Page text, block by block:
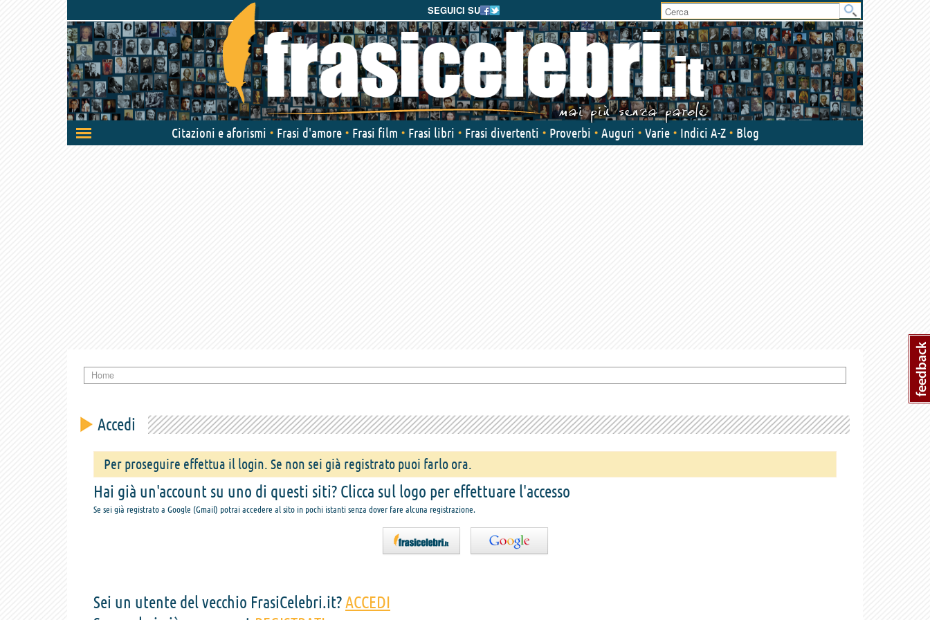
SEGUICI SU
Attiva/disattiva
navigazione
Citazioni e aforismi Frasi d'amore Frasi film Frasi libri Frasi divertenti Proverbi Auguri Varie Indici A-Z Blog
Home
Accedi
Per proseguire effettua il login. Se non sei già registrato puoi farlo ora.
Hai già un'account su uno di questi siti? Clicca sul logo per effettuare l'accesso
Se sei già registrato a Google (Gmail) potrai accedere al sito in pochi istanti senza dover fare alcuna registrazione.
Sei un utente del vecchio FrasiCelebri.it?ACCEDI